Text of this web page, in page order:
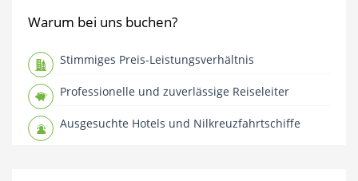
Warum bei uns buchen?
Stimmiges Preis-Leistungsverhältnis
Professionelle und zuverlässige Reiseleiter
Ausgesuchte Hotels und Nilkreuzfahrtschiffe